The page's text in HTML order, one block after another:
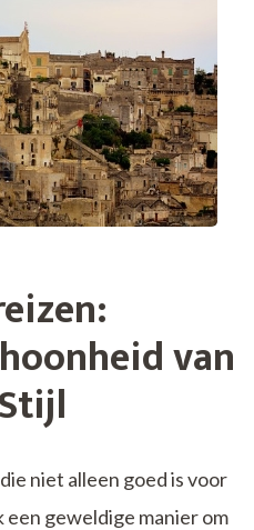
van
niet alleen goed is voor
een geweldige manier om